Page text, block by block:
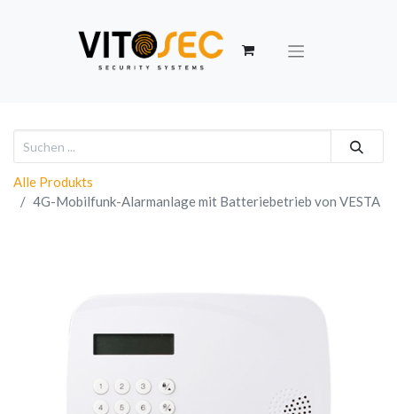
Alle Produkts
4G-Mobilfunk-Alarmanlage mit Batteriebetrieb von VESTA